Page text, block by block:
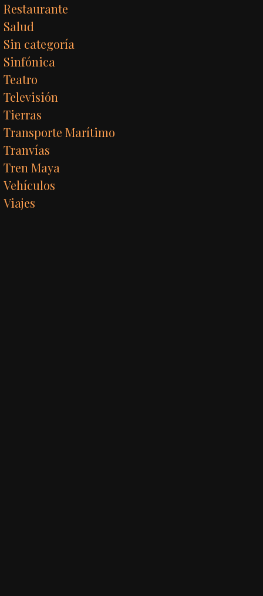
Restaurante
Salud
Sin categoría
Sinfónica
Teatro
Televisión
Tierras
Transporte Marítimo
Tranvías
Tren Maya
Vehículos
Viajes